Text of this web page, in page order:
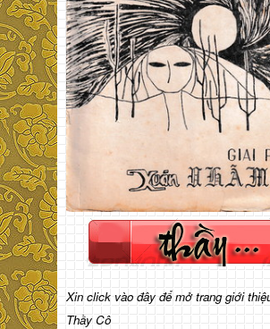
Xin click vào đây để mở trang giới
Thầy Cô